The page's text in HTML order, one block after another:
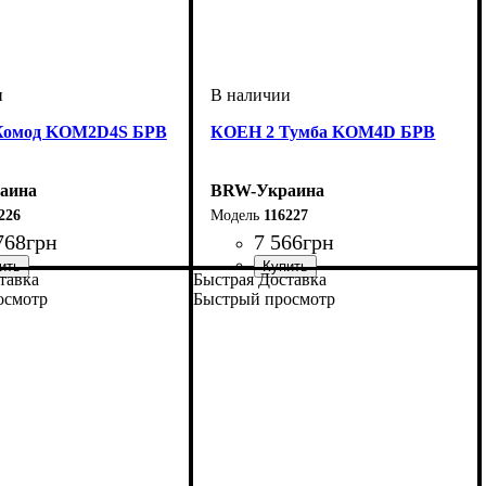
KOM2D4S БРВ
грн
: 1500
: 935
: 400
КОЕН 2 Тумба KOM4D БРВ
BRW-Украина
116227
7 566грн
ширина, мм: 1035
высота, мм: 1140
глубина, мм: 400
Быстрая Доставка
Быстрый просмотр